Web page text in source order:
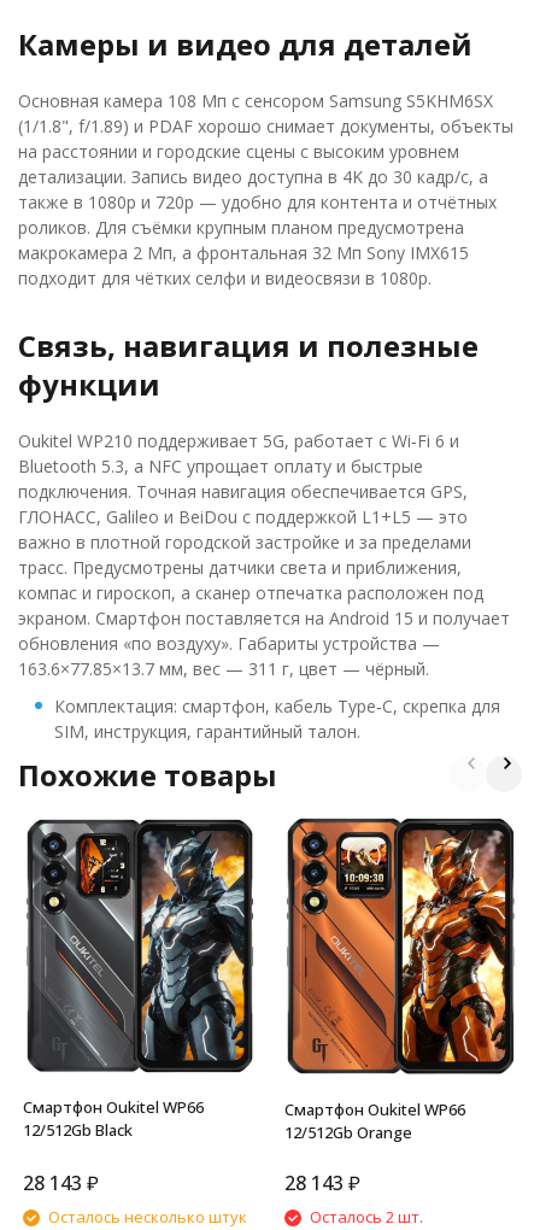
Камеры и видео для деталей
Основная камера 108 Мп с сенсором Samsung S5KHM6SX
(1/1.8", f/1.89) и PDAF хорошо снимает документы, объекты
на расстоянии и городские сцены с высоким уровнем
детализации. Запись видео доступна в 4K до 30 кадр/с, а
также в 1080p и 720p — удобно для контента и отчётных
роликов. Для съёмки крупным планом предусмотрена
макрокамера 2 Мп, а фронтальная 32 Мп Sony IMX615
подходит для чётких селфи и видеосвязи в 1080p.
Связь, навигация и полезные
функции
Oukitel WP210 поддерживает 5G, работает с Wi‑Fi 6 и
Bluetooth 5.3, а NFC упрощает оплату и быстрые
подключения. Точная навигация обеспечивается GPS,
ГЛОНАСС, Galileo и BeiDou с поддержкой L1+L5 — это
важно в плотной городской застройке и за пределами
трасс. Предусмотрены датчики света и приближения,
компас и гироскоп, а сканер отпечатка расположен под
экраном. Смартфон поставляется на Android 15 и получает
обновления «по воздуху». Габариты устройства —
163.6×77.85×13.7 мм, вес — 311 г, цвет — чёрный.
Комплектация: смартфон, кабель Type‑C, скрепка для
SIM, инструкция, гарантийный талон.
Похожие товары
Смартфон Oukitel WP66
12/512Gb Black
28 143 ₽
Осталось несколько штук
Смартфон Oukitel WP66
12/512Gb Orange
28 143 ₽
Осталось 2 шт.